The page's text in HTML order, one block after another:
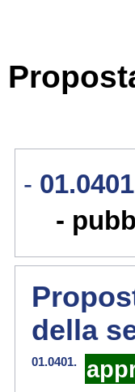
della
01.0401.